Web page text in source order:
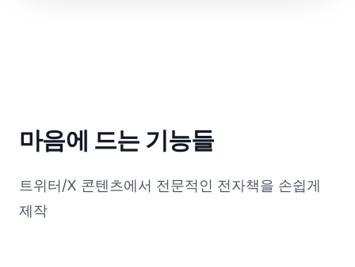
마음에 드는 기능들
트위터/X 콘텐츠에서 전문적인 전자책을 손쉽게
제작